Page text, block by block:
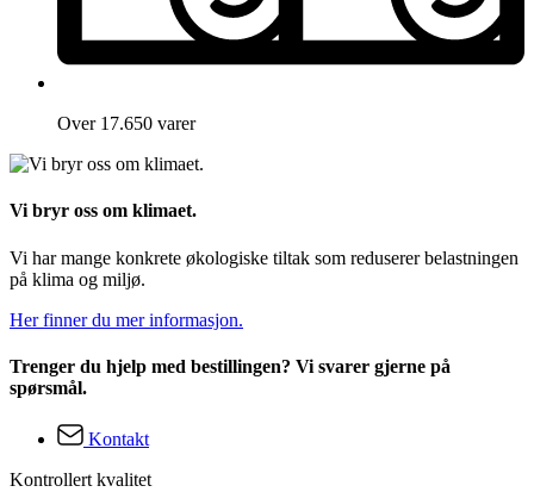
Over 17.650 varer
Vi bryr oss om klimaet.
Vi har mange konkrete økologiske tiltak som reduserer belastningen
på klima og miljø.
Her finner du mer informasjon.
Trenger du hjelp med bestillingen? Vi svarer gjerne på
spørsmål.
Kontakt
Kontrollert kvalitet